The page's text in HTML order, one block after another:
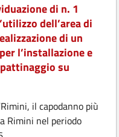
di n. 1
dell’area di
di un
l’installazione e
su
il capodanno più
Rimini nel periodo